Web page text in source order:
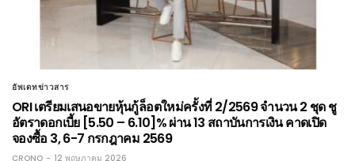
อัพเดทข่าวสาร
ORI เตรียมเสนอขายหุ้นกู้ล็อตใหม่ครั้งที่ 2/2569 จำนวน 2 ชุด ชู
อัตราดอกเบี้ย [5.50 – 6.10]% ผ่าน 13 สถาบันการเงิน คาดเปิด
จองซื้อ 3, 6-7 กรกฎาคม 2569
CRONO
12 พฤษภาคม 2026